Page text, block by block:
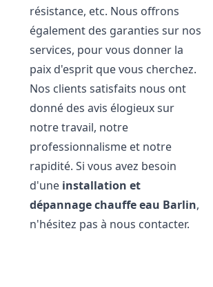
résistance, etc. Nous offrons
également des garanties sur nos
services, pour vous donner la
paix d'esprit que vous cherchez.
Nos clients satisfaits nous ont
donné des avis élogieux sur
notre travail, notre
professionnalisme et notre
rapidité. Si vous avez besoin
d'une installation et
dépannage chauffe eau Barlin,
n'hésitez pas à nous contacter.